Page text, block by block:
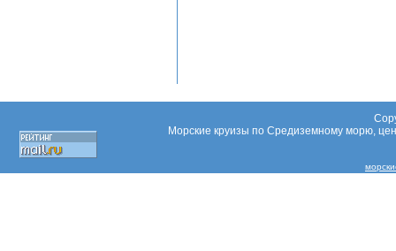
Морские круизы по Средиземному морю,